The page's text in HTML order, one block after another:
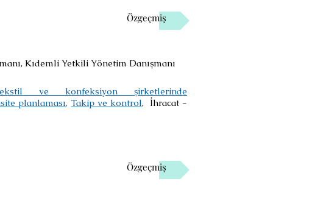
Özgeçmiş
Kıdemli Yetkili Yönetim Danışmanı
ve konfeksiyon şirketlerinde
planlaması, Takip ve kontrol, İhracat -
Özgeçmiş